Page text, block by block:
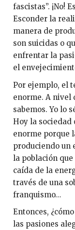
fascistas”. ¡No!
Esconder la
manera de
son suicidas o
enfrentar la
el
Por ejemplo, el
enorme. A nivel
sabemos. Yo lo
Hoy la sociedad
enorme porque
produciendo un
la población
caída de la
través de una
franquismo…
Entonces,
las pasiones